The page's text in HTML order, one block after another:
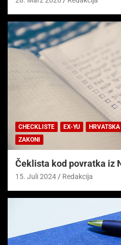
CHECKLISTE EX-YU HRVATSKA
ZAKONI
Čeklista kod povratka iz
15. Juli 2024 Redakcija